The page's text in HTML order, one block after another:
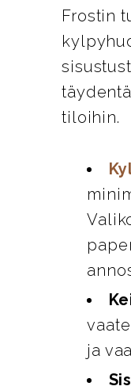
Frostin
tiloihin.
ja